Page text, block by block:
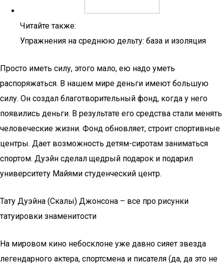
Читайте также:
Упражнения на среднюю дельту: база и изоляция
Просто иметь силу, этого мало, ею надо уметь
распоряжаться. В нашем мире деньги имеют большую
силу. Он создал благотворительный фонд, когда у него
появились деньги. В результате его средства стали менять
человеческие жизни. Фонд обновляет, строит спортивные
центры. Дает возможность детям-сиротам заниматься
спортом. Дуэйн сделал щедрый подарок и подарил
университету Майями студенческий центр.
Тату Дуэйна (Скалы) Джонсона – все про рисунки
татуировки знаменитости
На мировом кино небосклоне уже давно сияет звезда
легендарного актера, спортсмена и писателя (да, да это не